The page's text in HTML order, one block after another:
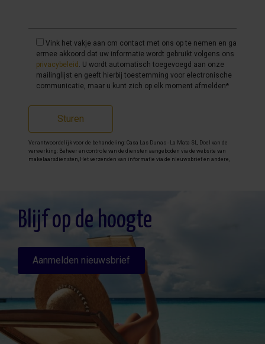
Vink het vakje aan om contact met ons op te nemen en ga
ermee akkoord dat uw informatie wordt gebruikt volgens ons
privacybeleid
. U wordt automatisch toegevoegd aan onze
mailinglijst en geeft hierbij toestemming voor electronische
communicatie, maar u kunt zich op elk moment afmelden*
Sturen
Verantwoordelijk voor de behandeling: Casa Las Dunas - La Mata SL, Doel van de
verwerking: Beheer en controle van de diensten aangeboden via de website van
makelaarsdiensten, Het verzenden van informatie via de nieuwsbrief en andere,
gedetailleerde informatie over gegevensbescherming kan
geraadpleegd
Blijf op de hoogte
Aanmelden nieuwsbrief